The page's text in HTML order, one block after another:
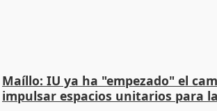
Maíllo: IU ya ha "empezado" el
impulsar espacios unitarios para